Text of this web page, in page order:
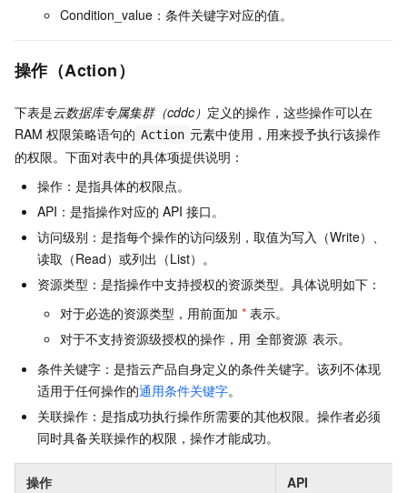
Condition_value：条件关键字对应的值。
操作（Action）
下表是云数据库专属集群（cddc） 定义的操作，这些操作可以在
RAM 权限策略语句的 Action 元素中使用，用来授予执行该操作
的权限。下面对表中的具体项提供说明：
操作：是指具体的权限点。
API：是指操作对应的 API 接口。
访问级别：是指每个操作的访问级别，取值为写入（Write）、
读取（Read）或列出（List）。
资源类型：是指操作中支持授权的资源类型。具体说明如下：
对于必选的资源类型，用前面加 * 表示。
对于不支持资源级授权的操作，用 全部资源 表示。
条件关键字：是指云产品自身定义的条件关键字。该列不体现
适用于任何操作的通用条件关键字。
关联操作：是指成功执行操作所需要的其他权限。操作者必须
同时具备关联操作的权限，操作才能成功。
操作 API